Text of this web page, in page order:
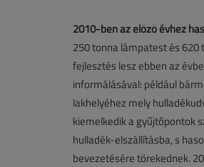
2010-ben az előző évhez
250 tonna lámpatest és 620
fejlesztés lesz ebben az
informálásával: például
lakhelyéhez mely
kiemelkedik a gyűjtőpontok
hulladék-elszállításba, s
bevezetésére törekednek.